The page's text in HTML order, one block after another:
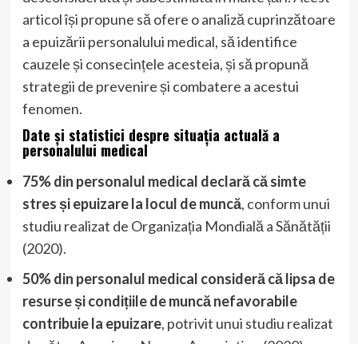
articol își propune să ofere o analiză cuprinzătoare
a epuizării personalului medical, să identifice
cauzele și consecințele acesteia, și să propună
strategii de prevenire și combatere a acestui
fenomen.
Date și statistici despre situația actuală a
personalului medical
75% din personalul medical declară că simte
stres și epuizare la locul de muncă, conform unui
studiu realizat de Organizația Mondială a Sănătății
(2020).
50% din personalul medical consideră că lipsa de
resurse și condițiile de muncă nefavorabile
contribuie la epuizare, potrivit unui studiu realizat